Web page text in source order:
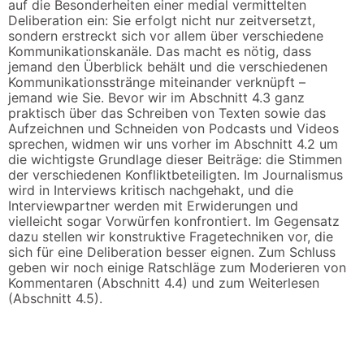
auf die Besonderheiten einer medial vermittelten
Deliberation ein: Sie erfolgt nicht nur zeitversetzt,
sondern erstreckt sich vor allem über verschiedene
Kommunikationskanäle. Das macht es nötig, dass
jemand den Überblick behält und die verschiedenen
Kommunikationsstränge miteinander verknüpft –
jemand wie Sie. Bevor wir im Abschnitt 4.3 ganz
praktisch über das Schreiben von Texten sowie das
Aufzeichnen und Schneiden von Podcasts und Videos
sprechen, widmen wir uns vorher im Abschnitt 4.2 um
die wichtigste Grundlage dieser Beiträge: die Stimmen
der verschiedenen Konfliktbeteiligten. Im Journalismus
wird in Interviews kritisch nachgehakt, und die
Interviewpartner werden mit Erwiderungen und
vielleicht sogar Vorwürfen konfrontiert. Im Gegensatz
dazu stellen wir konstruktive Fragetechniken vor, die
sich für eine Deliberation besser eignen. Zum Schluss
geben wir noch einige Ratschläge zum Moderieren von
Kommentaren (Abschnitt 4.4) und zum Weiterlesen
(Abschnitt 4.5).